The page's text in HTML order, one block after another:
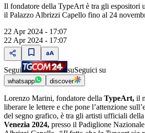
Il fondatore della TypeArt è tra gli espositori
il Palazzo Albrizzi Capello fino al 24
22 Apr 2024 - 17:07
22 Apr 2024 - 17:07
Segui suSeguici su
whatsapp discover
Lorenzo Marini, fondatore della TypeArt, il
liberare le lettere e che pone l’attenzione
del segno grafico, è tra gli artisti ufficiali della
Venezia 2024, presso il Padiglione